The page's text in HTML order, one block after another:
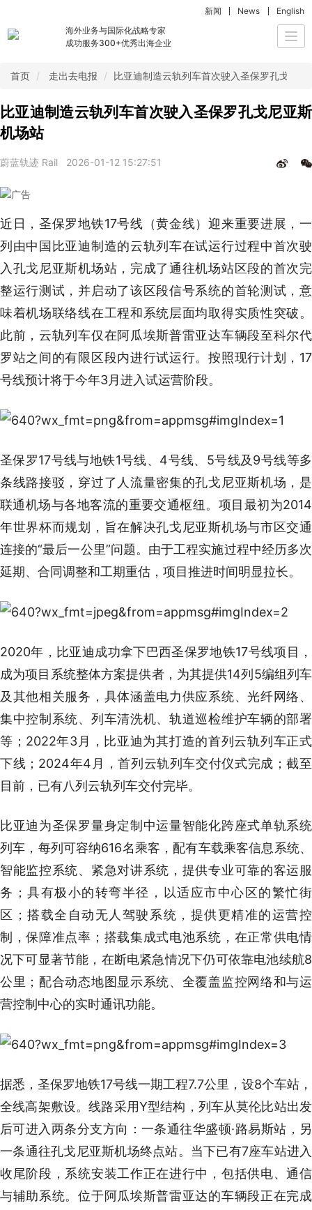
海外业务与国际化战略专家
成功服务300+优秀出海企业
新闻 News English
首页 走出去电报 比亚迪制造云轨列车首次驶入圣保罗孔戈尼亚
比亚迪制造云轨列车首次驶入圣保罗孔戈尼亚斯
机场站
蔚蓝轨迹 Rail 2026-01-12 15:27:51
近日，圣保罗地铁17号线（黄金线）迎来重要进展，一
列由中国比亚迪制造的云轨列车在试运行过程中首次驶
入孔戈尼亚斯机场站，完成了通往机场站区段的首次完
整运行测试，并启动了该区段信号系统的首轮测试，意
味着机场联络线在工程和系统层面均取得实质性突破。
此前，云轨列车仅在阿瓜埃斯普雷亚达车辆段至科尔代
罗站之间的有限区段内进行试运行。按照现行计划，17
号线预计将于今年3月进入试运营阶段。
圣保罗17号线与地铁1号线、4号线、5号线及9号线等多
条线路接驳，穿过了人流量密集的孔戈尼亚斯机场，是
联通机场与各地客流的重要交通枢纽。项目最初为2014
年世界杯而规划，旨在解决孔戈尼亚斯机场与市区交通
连接的“最后一公里”问题。由于工程实施过程中经历多次
延期、合同调整和工期重估，项目推进时间明显拉长。
2020年，比亚迪成功拿下巴西圣保罗地铁17号线项目，
成为项目系统整体方案提供者，为其提供14列5编组列车
及其他相关服务，具体涵盖电力供应系统、光纤网络、
集中控制系统、列车清洗机、轨道巡检维护车辆的部署
等；2022年3月，比亚迪为其打造的首列云轨列车正式
下线；2024年4月，首列云轨列车交付仪式完成；截至
目前，已有八列云轨列车交付完毕。
比亚迪为圣保罗量身定制中运量智能化跨座式单轨系统
列车，每列可容纳616名乘客，配有车载乘客信息系统、
智能监控系统、紧急对讲系统，提供专业可靠的客运服
务；具有极小的转弯半径，以适应市中心区的繁忙街
区；搭载全自动无人驾驶系统，提供更精准的运营控
制，保障准点率；搭载集成式电池系统，在正常供电情
况下可显著节能，在断电紧急情况下仍可依靠电池续航8
公里；配合动态地图显示系统、全覆盖监控网络和与运
营控制中心的实时通讯功能。
据悉，圣保罗地铁17号线一期工程7.7公里，设8个车站，
全线高架敷设。线路采用Y型结构，列车从莫伦比站出发
后可进入两条分支方向：一条通往华盛顿·路易斯站，另
一条通往孔戈尼亚斯机场终点站。当下已有7座车站进入
收尾阶段，系统安装工作正在进行中，包括供电、通信
与辅助系统。位于阿瓜埃斯普雷亚达的车辆段正在完成